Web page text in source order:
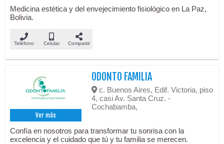
Medicina estética y del envejecimiento fisiológico en La Paz,
Bolivia.
Teléfono Celular Compartir
Ver más
ODONTO FAMILIA
c. Buenos Aires, Edif. Victoria, piso
4, casi Av. Santa Cruz. -
Cochabamba,
Confía en nosotros para transformar tu sonrisa con la
excelencia y el cuidado que tú y tu familia se merecen.